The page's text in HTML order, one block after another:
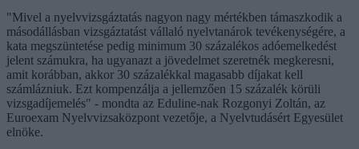
"Mivel a nyelvvizsgáztatás nagyon nagy mértékben támaszkodik a
másodállásban vizsgáztatást vállaló nyelvtanárok tevékenységére, a
kata megszüntetése pedig minimum 30 százalékos adóemelkedést
jelent számukra, ha ugyanazt a jövedelmet szeretnék megkeresni,
amit korábban, akkor 30 százalékkal magasabb díjakat kell
számlázniuk. Ezt kompenzálja a jellemzően 15 százalék körüli
vizsgadíjemelés" - mondta az Eduline-nak Rozgonyi Zoltán, az
Euroexam Nyelvvizsaközpont vezetője, a Nyelvtudásért Egyesület
elnöke.